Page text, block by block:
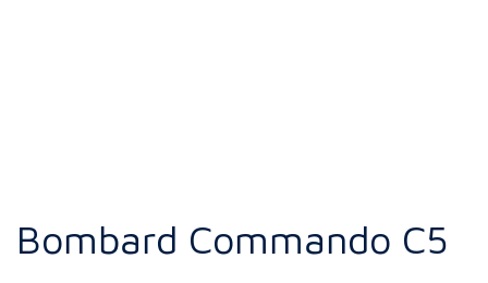
Bombard Commando C5